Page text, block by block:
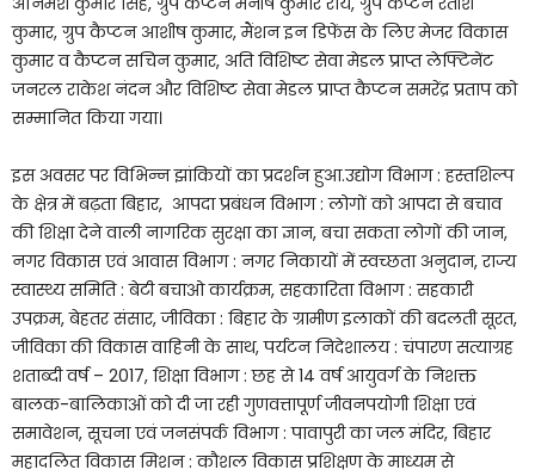
कुमार, ग्रुप कैप्टन आशीष कुमार, मैंशन इन डिफेंस के लिए मेजर विकास
कुमार व कैप्टन सचिन कुमार, अति विशिष्ट सेवा मेडल प्राप्त लेफ्टिनेंट
जनरल राकेश नंदन और विशिष्ट सेवा मेडल प्राप्त कैप्टन समरेंद्र प्रताप को
सम्मानित किया गया।
इस अवसर पर विभिन्न झांकियों का प्रदर्शन हुआ.उद्योग विभाग : हस्तशिल्प
के क्षेत्र में बढ़ता बिहार, आपदा प्रबंधन विभाग : लोगों को आपदा से बचाव
की शिक्षा देने वाली नागरिक सुरक्षा का ज्ञान, बचा सकता लोगों की जान,
नगर विकास एवं आवास विभाग : नगर निकायों में स्वच्छता अनुदान, राज्य
स्वास्थ्य समिति : बेटी बचाओ कार्यक्रम, सहकारिता विभाग : सहकारी
उपक्रम, बेहतर संसार, जीविका : बिहार के ग्रामीण इलाकों की बदलती सूरत,
जीविका की विकास वाहिनी के साथ, पर्यटन निदेशालय : चंपारण सत्याग्रह
शताब्दी वर्ष – 2017, शिक्षा विभाग : छह से 14 वर्ष आयुवर्ग के निशक्त
बालक-बालिकाओं को दी जा रही गुणवत्तापूर्ण जीवनपयोगी शिक्षा एवं
समावेशन, सूचना एवं जनसंपर्क विभाग : पावापुरी का जल मंदिर, बिहार
महादलित विकास मिशन : कौशल विकास प्रशिक्षण के माध्यम से